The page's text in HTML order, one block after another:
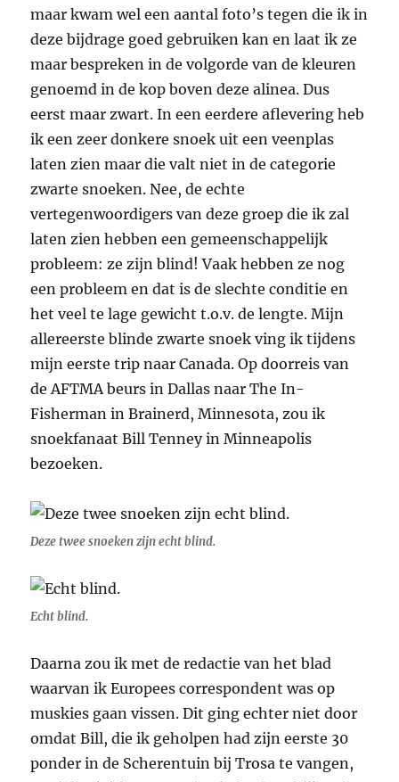
maar kwam wel een aantal foto’s tegen die ik in
deze bijdrage goed gebruiken kan en laat ik ze
maar bespreken in de volgorde van de kleuren
genoemd in de kop boven deze alinea. Dus
eerst maar zwart. In een eerdere aflevering heb
ik een zeer donkere snoek uit een veenplas
laten zien maar die valt niet in de categorie
zwarte snoeken. Nee, de echte
vertegenwoordigers van deze groep die ik zal
laten zien hebben een gemeenschappelijk
probleem: ze zijn blind! Vaak hebben ze nog
een probleem en dat is de slechte conditie en
het veel te lage gewicht t.o.v. de lengte. Mijn
allereerste blinde zwarte snoek ving ik tijdens
mijn eerste trip naar Canada. Op doorreis van
de AFTMA beurs in Dallas naar The In-
Fisherman in Brainerd, Minnesota, zou ik
snoekfanaat Bill Tenney in Minneapolis
bezoeken.
Deze twee snoeken zijn echt blind.
Echt blind.
Daarna zou ik met de redactie van het blad
waarvan ik Europees correspondent was op
muskies gaan vissen. Dit ging echter niet door
omdat Bill, die ik geholpen had zijn eerste 30
ponder in de Scherentuin bij Trosa te vangen,